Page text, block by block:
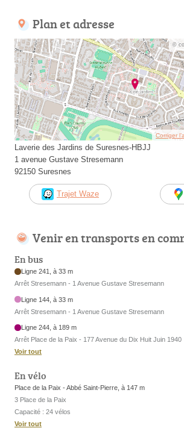
Plan et adresse
©
Corriger
Laverie des Jardins de Suresnes-HBJJ
1 avenue Gustave Stresemann
92150 Suresnes
Trajet Waze
Venir en transports en
En bus
Ligne 241, à 33 m
Arrêt Stresemann - 1 Avenue Gustave Stresemann
Ligne 144, à 33 m
Arrêt Stresemann - 1 Avenue Gustave Stresemann
Ligne 244, à 189 m
Arrêt Place de la Paix - 177 Avenue du Dix Huit Juin 1940
Voir tout
En vélo
Place de la Paix - Abbé Saint-Pierre, à 147 m
3 Place de la Paix
Capacité : 24 vélos
Voir tout